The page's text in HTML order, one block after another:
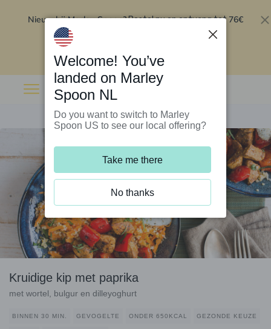
Nieuw bij Marley Spoon?Bestel nu en ontvang tot 76€
Kruidige kip met paprika
met wortel, bulgur en dilleyoghurt
BINNEN 30 MIN. GEVOGELTE ONDER 650KCAL GEZONDE KEUZE
Welcome! You’ve
landed on Marley
Spoon NL
Do you want to switch to Marley
Spoon US to see our local offering?
Take me there
No thanks